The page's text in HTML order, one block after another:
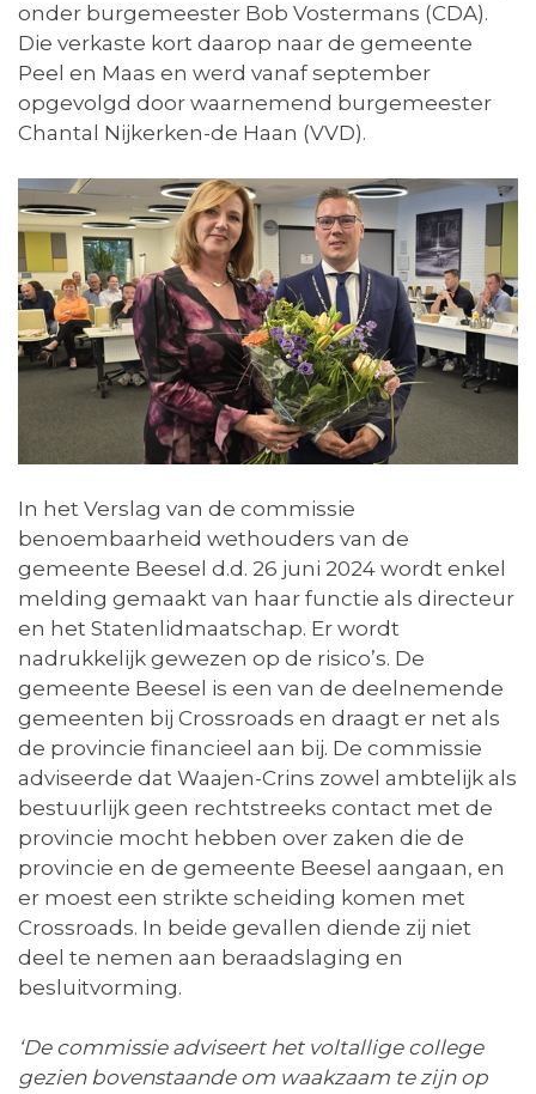
onder burgemeester Bob Vostermans (CDA).
Die verkaste kort daarop naar de gemeente
Peel en Maas en werd vanaf september
opgevolgd door waarnemend burgemeester
Chantal Nijkerken-de Haan (VVD).
In het Verslag van de commissie
benoembaarheid wethouders van de
gemeente Beesel d.d. 26 juni 2024 wordt enkel
melding gemaakt van haar functie als directeur
en het Statenlidmaatschap. Er wordt
nadrukkelijk gewezen op de risico’s. De
gemeente Beesel is een van de deelnemende
gemeenten bij Crossroads en draagt er net als
de provincie financieel aan bij. De commissie
adviseerde dat Waajen-Crins zowel ambtelijk als
bestuurlijk geen rechtstreeks contact met de
provincie mocht hebben over zaken die de
provincie en de gemeente Beesel aangaan, en
er moest een strikte scheiding komen met
Crossroads. In beide gevallen diende zij niet
deel te nemen aan beraadslaging en
besluitvorming.
‘De commissie adviseert het voltallige college
gezien bovenstaande om waakzaam te zijn op